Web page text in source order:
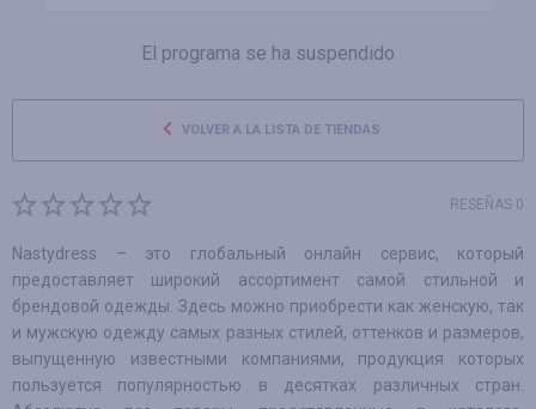
El programa se ha suspendido
VOLVER A LA LISTA DE TIENDAS
RESEÑAS 0
Nastydress – это глобальный онлайн сервис, который
предоставляет широкий ассортимент самой стильной и
брендовой одежды. Здесь можно приобрести как женскую, так
и мужскую одежду самых разных стилей, оттенков и размеров,
выпущенную известными компаниями, продукция которых
пользуется популярностью в десятках различных стран.